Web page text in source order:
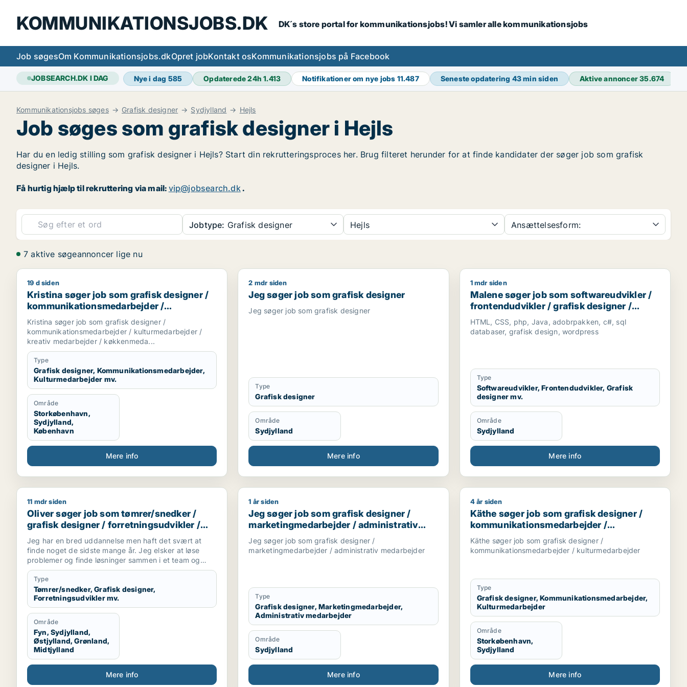
KOMMUNIKATIONSJOBS.DK DK´s store portal for kommunikationsjobs! Vi samler alle kommunikationsjobs
Job søgesOm Kommunikationsjobs.dkOpret jobKontakt osKommunikationsjobs på Facebook
JOBSEARCH.DK I DAG Nye i dag 585 Opdaterede 24h1.413 Notifikationer om nye jobs 11.487 Seneste opdatering 43 min siden Aktive annoncer35.674
Kommunikationsjobs søges Grafisk designer Sydjylland Hejls
Job søges som grafisk designer i Hejls
Har du en ledig stilling som grafisk designer i Hejls? Start din rekrutteringsproces her. Brug filteret herunder for at finde kandidater der søger job som grafisk
designer i Hejls.
Få hurtig hjælp til rekruttering via mail: vip@jobsearch.dk.
Jobtype: Grafisk designer Hejls Ansættelsesform:
7 aktive søgeannoncer lige nu
Kristina søger job som grafisk designer / kommunikationsmedarbejder / kulturmedarbejder / kreativ medarbejder / køkkenmedarbejder
19 d siden
Kristina søger job som grafisk designer /
kommunikationsmedarbejder /
kulturmedarbejder / kreativ medarbejder /
køkkenmedarbejder
Kristina søger job som grafisk designer /
kommunikationsmedarbejder / kulturmedarbejder /
kreativ medarbejder / køkkenmeda...
Type
Grafisk designer, Kommunikationsmedarbejder,
Kulturmedarbejder mv.
Område
Storkøbenhavn,
Sydjylland,
København
Mere info
Jeg søger job som grafisk designer
2 mdr siden
Jeg søger job som grafisk designer
Jeg søger job som grafisk designer
Type
Grafisk designer
Område
Sydjylland
Mere info
Malene søger job som softwareudvikler /
1 mdr siden
Malene søger job som softwareudvikler /
frontendudvikler / grafisk designer /
marketingmedarbejder / kreativ
medarbejder
HTML, CSS, php, Java, adobrpakken, c#, sql
databaser, grafisk design, wordpress
Type
Softwareudvikler, Frontendudvikler, Grafisk
designer mv.
Område
Sydjylland
Mere info
Oliver søger job som tømrer/snedker / grafisk designer / forretningsudvikler / kreativ medarbejder / driftsleder
11 mdr siden
Oliver søger job som tømrer/snedker /
grafisk designer / forretningsudvikler /
kreativ medarbejder / driftsleder
Jeg har en bred uddannelse men haft det svært at
finde noget de sidste mange år. Jeg elsker at løse
problemer og finde løsninger sammen i et team og
alene.
Jeg er akademisk men også hands on (ingeniør og
snedker). Jeg har laved forskellige tømre arbejde
privat, arbejder forskellige produktions virksomheder,
kan bruge mine hænder, læse og laver tekniske
tegninger. Godt til at skitsere ideer, visualiserer,
kommunikation i 7 sproget. Elsker at hjælpe og lede
mennesker. Innovation eller prototype udvikling fra
Idee til produktion er interessant hvor man også skal
bruger sine hænder. Nye tekknologier some AI/KI.
Internationale virksomheder.
Type
Tømrer/snedker, Grafisk designer,
Forretningsudvikler mv.
Område
Fyn, Sydjylland,
Østjylland, Grønland,
Midtjylland
Mere info
Jeg søger job som grafisk designer / marketingmedarbejder / administrativ medarbejder
1 år siden
Jeg søger job som grafisk designer /
marketingmedarbejder / administrativ
medarbejder
Jeg søger job som grafisk designer /
marketingmedarbejder / administrativ medarbejder
Type
Grafisk designer, Marketingmedarbejder,
Administrativ medarbejder
Område
Sydjylland
Mere info
Käthe søger job som grafisk designer /
4 år siden
Käthe søger job som grafisk designer /
kommunikationsmedarbejder /
kulturmedarbejder
Käthe søger job som grafisk designer /
kommunikationsmedarbejder / kulturmedarbejder
Type
Grafisk designer, Kommunikationsmedarbejder,
Kulturmedarbejder
Område
Storkøbenhavn,
Sydjylland
Mere info